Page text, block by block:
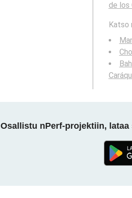
de los
Katso
Osallistu nPerf-projektiin,